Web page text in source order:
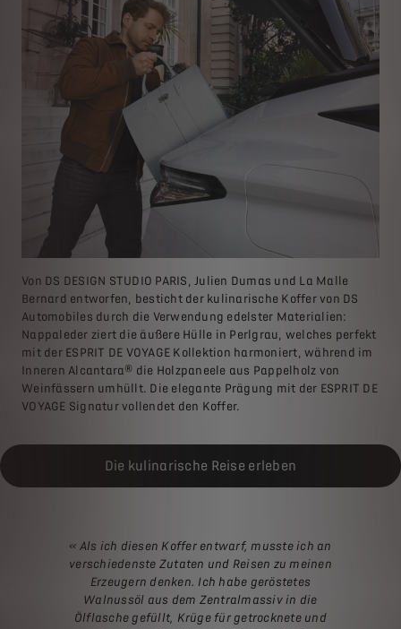
Von DS DESIGN STUDIO PARIS, Julien Dumas und La Malle
Bernard entworfen, besticht der kulinarische Koffer von DS
Automobiles durch die Verwendung edelster Materialien:
Nappaleder ziert die äußere Hülle in Perlgrau, welches perfekt
mit der ESPRIT DE VOYAGE Kollektion harmoniert, während im
Inneren Alcantara® die Holzpaneele aus Pappelholz von
Weinfässern umhüllt. Die elegante Prägung mit der ESPRIT DE
VOYAGE Signatur vollendet den Koffer.
Die kulinarische Reise erleben
« Als ich diesen Koffer entwarf, musste ich an
verschiedenste Zutaten und Reisen zu meinen
Erzeugern denken. Ich habe geröstetes
Walnussöl aus dem Zentralmassiv in die
Ölflasche gefüllt, Krüge für getrocknete und